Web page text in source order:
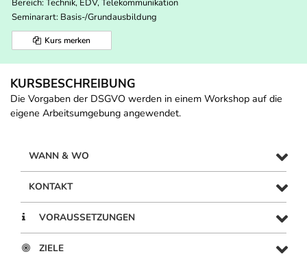
Bereich: Technik, EDV, Telekommunikation
Seminarart: Basis-/Grundausbildung
Kurs merken
KURSBESCHREIBUNG
Die Vorgaben der DSGVO werden in einem Workshop auf die
eigene Arbeitsumgebung angewendet.
WANN & WO
KONTAKT
VORAUSSETZUNGEN
ZIELE